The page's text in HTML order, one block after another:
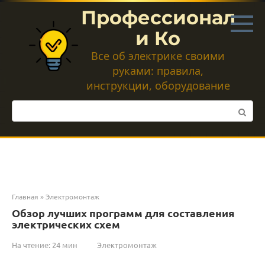
Перейти
контенту
Профессионал
и Ко
Все об электрике своими
руками: правила,
инструкции, оборудование
Поиск:
Главная »Электромонтаж
Обзор лучших программ для составления
электрических схем
На чтение: 24 мин Электромонтаж